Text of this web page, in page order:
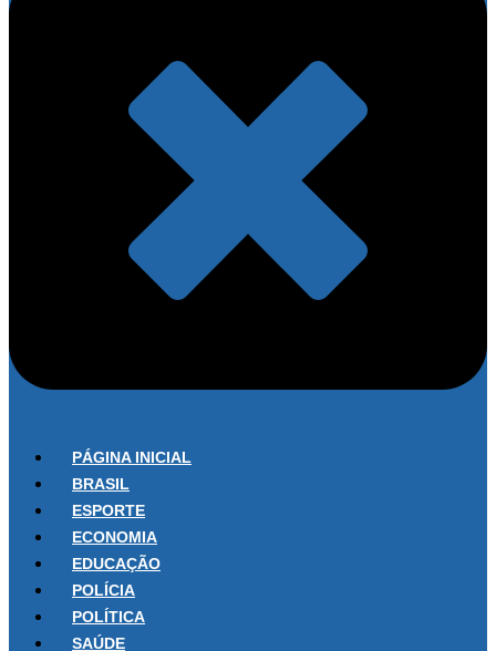
PÁGINA INICIAL
BRASIL
ESPORTE
ECONOMIA
EDUCAÇÃO
POLÍCIA
POLÍTICA
SAÚDE